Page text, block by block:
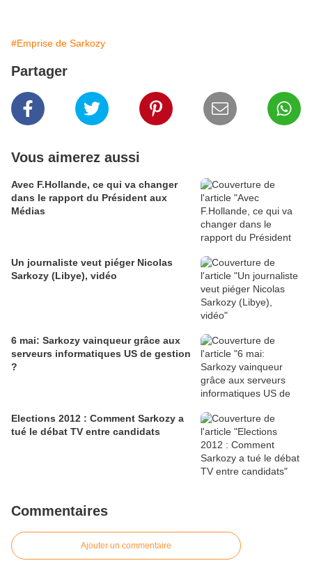
#Emprise de Sarkozy
Partager
Vous aimerez aussi
Avec F.Hollande, ce qui va changer
dans le rapport du Président aux
Médias
Un journaliste veut piéger Nicolas
Sarkozy (Libye), vidéo
6 mai: Sarkozy vainqueur grâce aux
serveurs informatiques US de gestion
?
Elections 2012 : Comment Sarkozy a
tué le débat TV entre candidats
Commentaires
Ajouter un commentaire